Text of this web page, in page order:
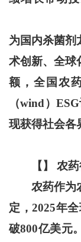
为国内杀菌剂
术创新、全球
额，全国农
（wind）
现获得社会各
【】 农
农药作为
定，2025年
破800亿美元